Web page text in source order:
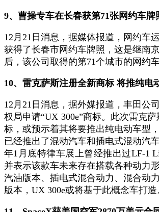
9、曹操专车在长春获第71张网约车牌
12月21日消息，据媒体报道，网约车
获得了长春市网约车牌照，这是继南
后，该公司取得的第71个城市的网约车
10、雷克萨斯注册全新商标 将推纯电
12月21日消息，据外媒报道，丰田公
权局申请“UX 300e”商标。此次雷克
标，或预示着其将要推出纯电动车型
已经推出了混动汽车和插电式混动汽
年1月底特律车展上曾经推出过LF-1
并表示该款车未来存在搭载各种动力
汽油版本、插电式混合动力、混合动
版本，UX 300e或将基于此概念车打造